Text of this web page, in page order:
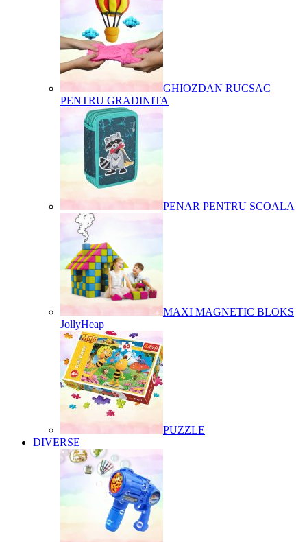
GHIOZDAN RUCSAC
PENTRU GRADINITA
PENAR PENTRU SCOALA
MAXI MAGNETIC BLOKS
JollyHeap
PUZZLE
DIVERSE